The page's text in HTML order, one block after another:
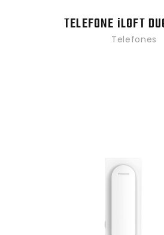
TELEFONE iLOFT
Telefones